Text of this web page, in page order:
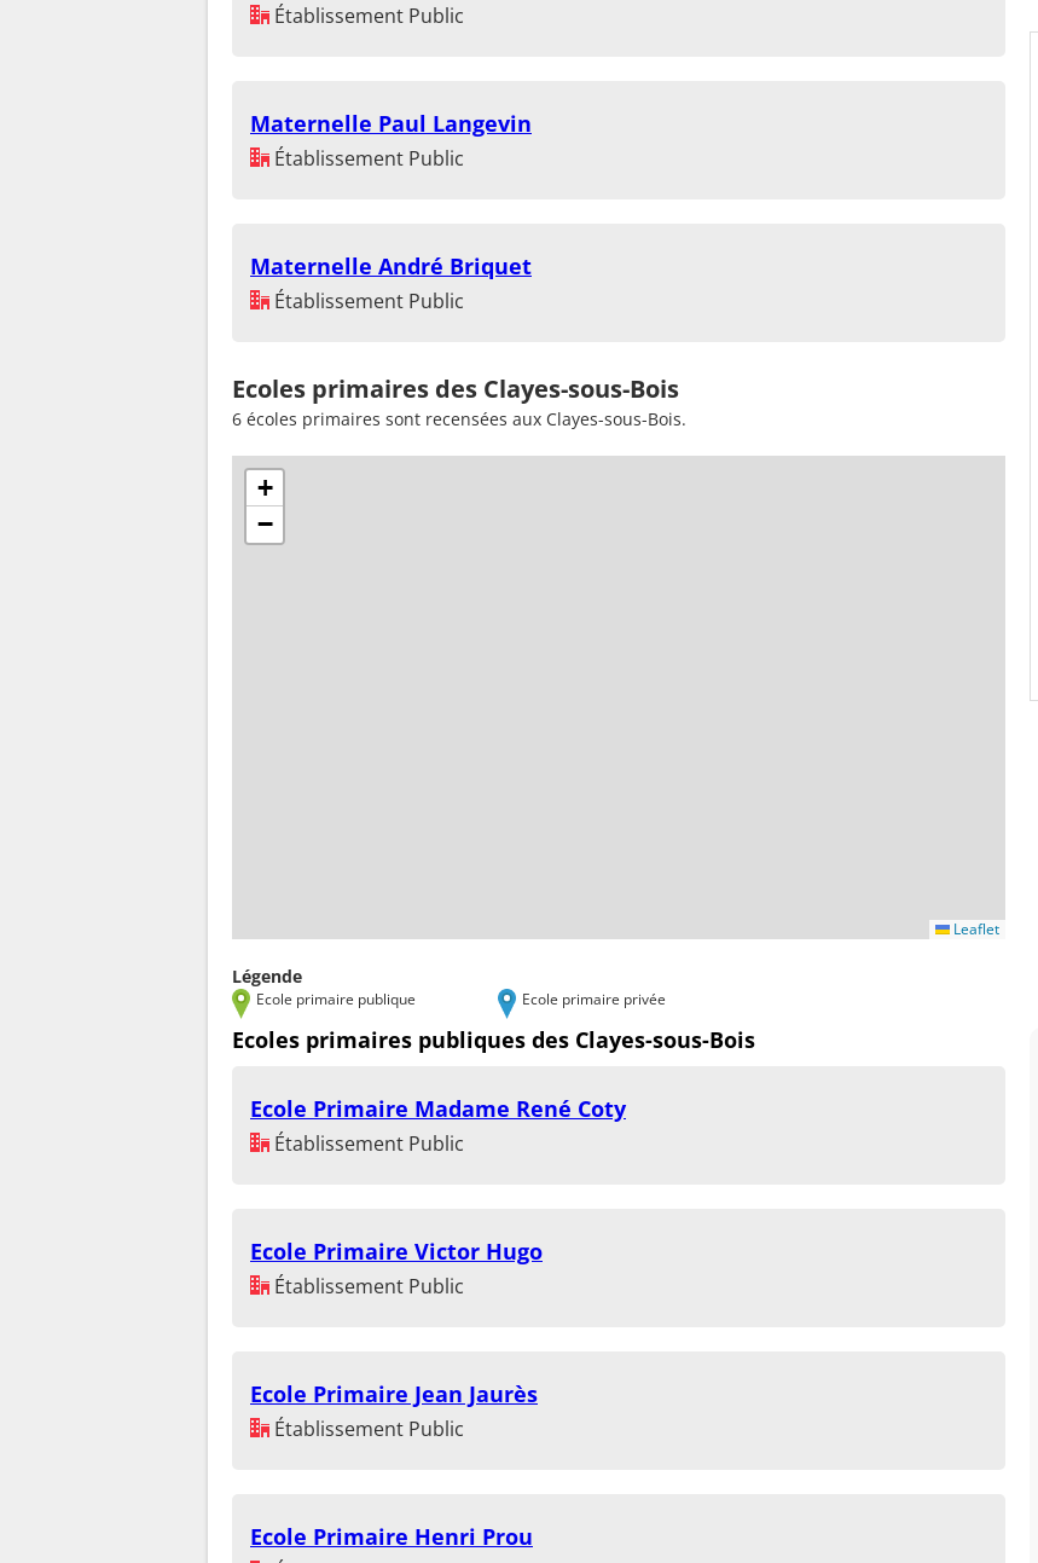
Établissement Public
Maternelle Paul Langevin
Établissement Public
Maternelle André Briquet
Établissement Public
Ecoles primaires des Clayes-sous-Bois
6 écoles primaires sont recensées aux Clayes-sous-Bois.
+
−
Leaflet
Légende
Ecole primaire publique Ecole primaire privée
Ecoles primaires publiques des Clayes-sous-Bois
Ecole Primaire Madame René Coty
Établissement Public
Ecole Primaire Victor Hugo
Établissement Public
Ecole Primaire Jean Jaurès
Établissement Public
Ecole Primaire Henri Prou